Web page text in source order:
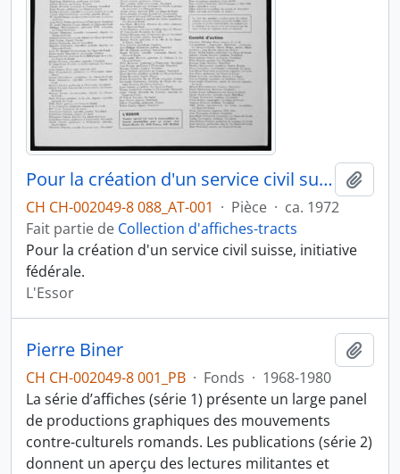
Pour la création d'un service civil suisse
CH CH-002049-8 088_AT-001 · Pièce · ca. 1972
Fait partie de Collection d'affiches-tracts
Pour la création d'un service civil suisse, initiative
fédérale.
L'Essor
Pierre Biner
CH CH-002049-8 001_PB · Fonds · 1968-1980
La série d’affiches (série 1) présente un large panel
de productions graphiques des mouvements
contre-culturels romands. Les publications (série 2)
donnent un aperçu des lectures militantes et